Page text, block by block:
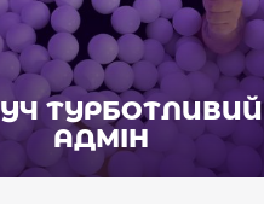
ТУРБОТЛИВИЙ
АДМІН